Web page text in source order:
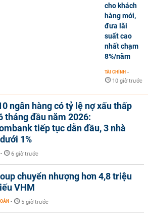
cho khách
hàng mới,
đưa lãi
suất cao
nhất chạm
8%/năm
TÀI CHÍNH -
10 giờ trước
ngân hàng có tỷ lệ nợ xấu thấp
tháng đầu năm 2026:
tiếp tục dẫn đầu, 3 nhà
1%
- 6 giờ trước
chuyển nhượng hơn 4,8 triệu
VHM
- 5 giờ trước